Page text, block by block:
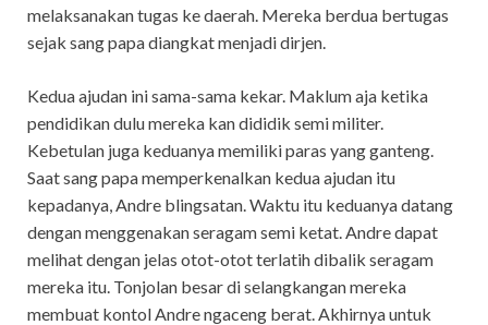
melaksanakan tugas ke daerah. Mereka berdua bertugas
sejak sang papa diangkat menjadi dirjen.
Kedua ajudan ini sama-sama kekar. Maklum aja ketika
pendidikan dulu mereka kan dididik semi militer.
Kebetulan juga keduanya memiliki paras yang ganteng.
Saat sang papa memperkenalkan kedua ajudan itu
kepadanya, Andre blingsatan. Waktu itu keduanya datang
dengan menggenakan seragam semi ketat. Andre dapat
melihat dengan jelas otot-otot terlatih dibalik seragam
mereka itu. Tonjolan besar di selangkangan mereka
membuat kontol Andre ngaceng berat. Akhirnya untuk